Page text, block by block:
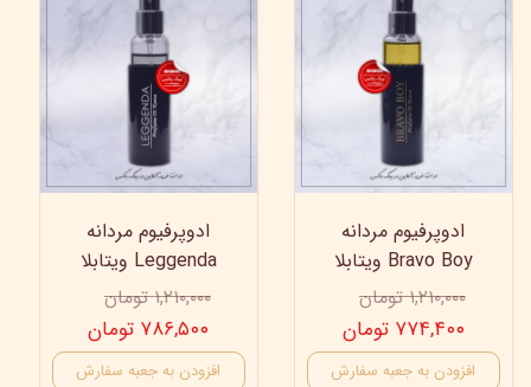
ادوپرفیوم مردانه
Bravo Boy ویتابلا
۱,۲۱۰,۰۰۰ تومان
۷۷۴,۴۰۰ تومان
افزودن به جعبه سفارش
ادوپرفیوم مردانه
Leggenda ویتابلا
۱,۲۱۰,۰۰۰ تومان
۷۸۶,۵۰۰ تومان
افزودن به جعبه سفارش